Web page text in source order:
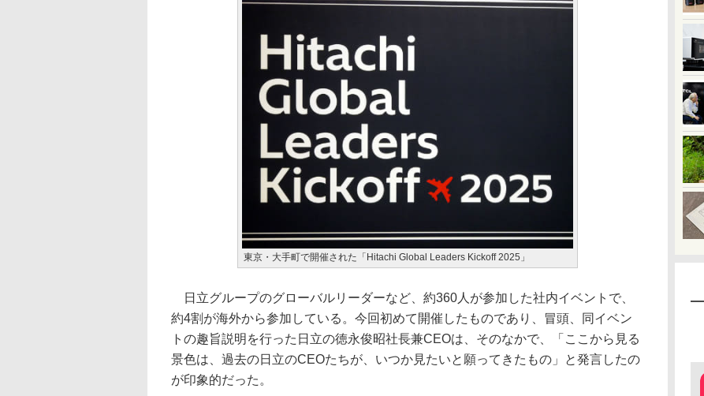
東京・大手町で開催された「Hitachi Global Leaders Kickoff 2025」
日立グループのグローバルリーダーなど、約360人が参加した社内イベントで、
約4割が海外から参加している。今回初めて開催したものであり、冒頭、同イベン
トの趣旨説明を行った日立の徳永俊昭社長兼CEOは、そのなかで、「ここから見る
景色は、過去の日立のCEOたちが、いつか見たいと願ってきたもの」と発言したの
が印象的だった。